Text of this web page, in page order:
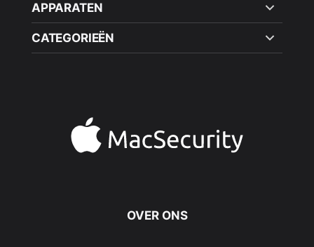
APPARATEN
CATEGORIEËN
OVER ONS